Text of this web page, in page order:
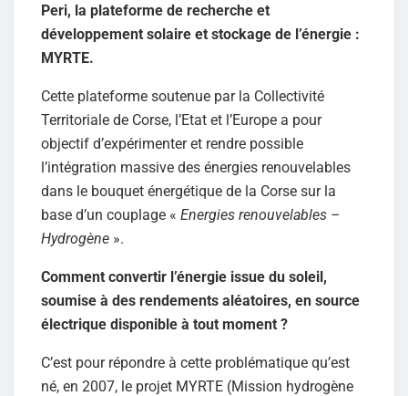
Peri, la plateforme de recherche et
développement solaire et stockage de l’énergie :
MYRTE.
Cette plateforme soutenue par la Collectivité
Territoriale de Corse, l’Etat et l’Europe a pour
objectif d’expérimenter et rendre possible
l’intégration massive des énergies renouvelables
dans le bouquet énergétique de la Corse sur la
base d’un couplage « Energies renouvelables –
Hydrogène ».
Comment convertir l’énergie issue du soleil,
soumise à des rendements aléatoires, en source
électrique disponible à tout moment ?
C’est pour répondre à cette problématique qu’est
né, en 2007, le projet MYRTE (Mission hydrogène